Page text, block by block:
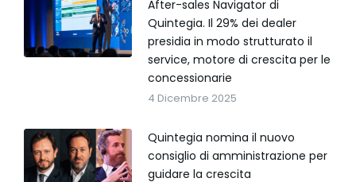
After-sales Navigator di
Quintegia. Il 29% dei dealer
presidia in modo strutturato il
service, motore di crescita per le
concessionarie
4 Dicembre 2025
Quintegia nomina il nuovo
consiglio di amministrazione per
guidare la crescita